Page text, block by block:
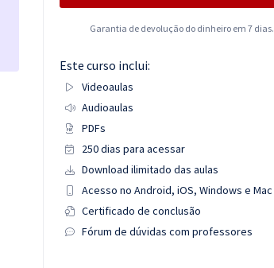
Garantia de devolução do dinheiro em 7 dias.
Este curso inclui:
Videoaulas
Audioaulas
PDFs
250 dias para acessar
Download ilimitado das aulas
Acesso no Android, iOS, Windows e Mac
Certificado de conclusão
Fórum de dúvidas com professores